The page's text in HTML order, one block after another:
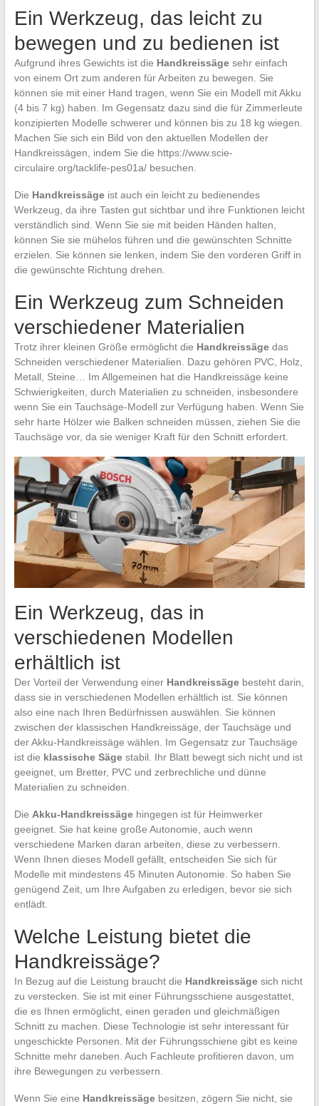
Ein Werkzeug, das leicht zu
bewegen und zu bedienen ist
Aufgrund ihres Gewichts ist die Handkreissägesehr einfach
von einem Ort zum anderen für Arbeiten zu bewegen. Sie
können sie mit einer Hand tragen, wenn Sie ein Modell mit Akku
(4 bis 7 kg) haben. Im Gegensatz dazu sind die für Zimmerleute
konzipierten Modelle schwerer und können bis zu 18 kg wiegen.
Machen Sie sich ein Bild von den aktuellen Modellen der
Handkreissägen, indem Sie die https://www.scie-
circulaire.org/tacklife-pes01a/ besuchen.
Die Handkreissägeist auch ein leicht zu bedienendes
Werkzeug, da ihre Tasten gut sichtbar und ihre Funktionen leicht
verständlich sind. Wenn Sie sie mit beiden Händen halten,
können Sie sie mühelos führen und die gewünschten Schnitte
erzielen. Sie können sie lenken, indem Sie den vorderen Griff in
die gewünschte Richtung drehen.
Ein Werkzeug zum Schneiden
verschiedener Materialien
Trotz ihrer kleinen Größe ermöglicht die Handkreissägedas
Schneiden verschiedener Materialien. Dazu gehören PVC, Holz,
Metall, Steine… Im Allgemeinen hat die Handkreissäge keine
Schwierigkeiten, durch Materialien zu schneiden, insbesondere
wenn Sie ein Tauchsäge-Modell zur Verfügung haben. Wenn Sie
sehr harte Hölzer wie Balken schneiden müssen, ziehen Sie die
Tauchsäge vor, da sie weniger Kraft für den Schnitt erfordert.
Ein Werkzeug, das in
verschiedenen Modellen
erhältlich ist
Der Vorteil der Verwendung einer Handkreissägebesteht darin,
dass sie in verschiedenen Modellen erhältlich ist. Sie können
also eine nach Ihren Bedürfnissen auswählen. Sie können
zwischen der klassischen Handkreissäge, der Tauchsäge und
der Akku-Handkreissäge wählen. Im Gegensatz zur Tauchsäge
ist die klassische Sägestabil. Ihr Blatt bewegt sich nicht und ist
geeignet, um Bretter, PVC und zerbrechliche und dünne
Materialien zu schneiden.
Die Akku-Handkreissägehingegen ist für Heimwerker
geeignet. Sie hat keine große Autonomie, auch wenn
verschiedene Marken daran arbeiten, diese zu verbessern.
Wenn Ihnen dieses Modell gefällt, entscheiden Sie sich für
Modelle mit mindestens 45 Minuten Autonomie. So haben Sie
genügend Zeit, um Ihre Aufgaben zu erledigen, bevor sie sich
entlädt.
Welche Leistung bietet die
Handkreissäge?
In Bezug auf die Leistung braucht die Handkreissägesich nicht
zu verstecken. Sie ist mit einer Führungsschiene ausgestattet,
die es Ihnen ermöglicht, einen geraden und gleichmäßigen
Schnitt zu machen. Diese Technologie ist sehr interessant für
ungeschickte Personen. Mit der Führungsschiene gibt es keine
Schnitte mehr daneben. Auch Fachleute profitieren davon, um
ihre Bewegungen zu verbessern.
Wenn Sie eine Handkreissägebesitzen, zögern Sie nicht, sie